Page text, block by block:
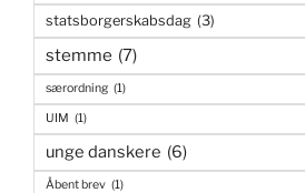
statsborgerskabsdag (3)
stemme (7)
særordning (1)
UIM (1)
unge danskere (6)
Åbent brev (1)